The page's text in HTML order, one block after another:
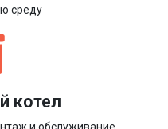
среду
котел